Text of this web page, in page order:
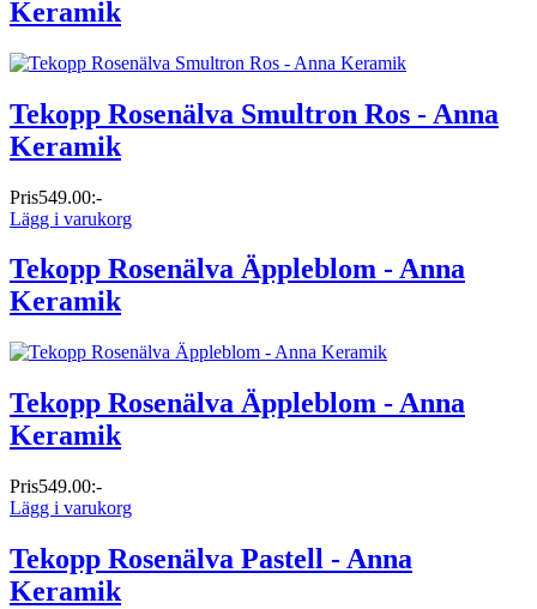
Keramik
Tekopp Rosenälva Smultron Ros - Anna
Keramik
Pris549.00:-
Lägg i varukorg
Tekopp Rosenälva Äppleblom - Anna
Keramik
Tekopp Rosenälva Äppleblom - Anna
Keramik
Pris549.00:-
Lägg i varukorg
Tekopp Rosenälva Pastell - Anna
Keramik